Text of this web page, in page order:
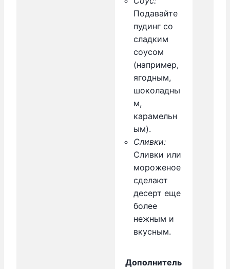
Подавайте
пудинг со
сладким
соусом
(например,
ягодным,
шоколадны
м,
карамельн
ым).
Сливки:
Сливки или
мороженое
сделают
десерт еще
более
нежным и
вкусным.
Дополнитель